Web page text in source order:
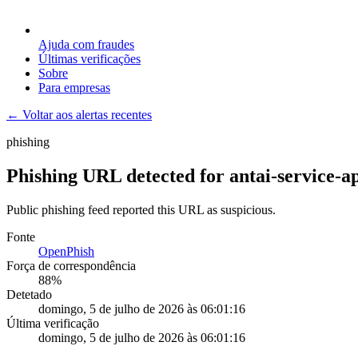
Ajuda com fraudes
Últimas verificações
Sobre
Para empresas
← Voltar aos alertas recentes
phishing
Phishing URL detected for antai-service-
Public phishing feed reported this URL as suspicious.
Fonte
OpenPhish
Força de correspondência
88%
Detetado
domingo, 5 de julho de 2026 às 06:01:16
Última verificação
domingo, 5 de julho de 2026 às 06:01:16